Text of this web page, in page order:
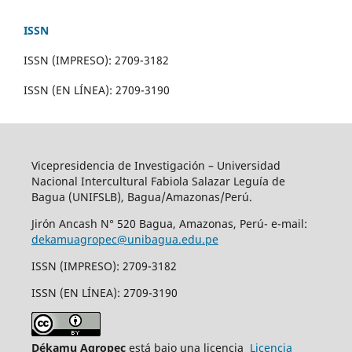
ISSN
ISSN (IMPRESO): 2709-3182
ISSN (EN LÍNEA): 2709-3190
Vicepresidencia de Investigación – Universidad
Nacional Intercultural Fabiola Salazar Leguía de
Bagua (UNIFSLB), Bagua/Amazonas/Perú.
Jirón Ancash N° 520 Bagua, Amazonas, Perú- e-mail:
dekamuagropec@unibagua.edu.pe
ISSN (IMPRESO): 2709-3182
ISSN (EN LÍNEA): 2709-3190
Dékamu Agropecestá bajo una licencia Licencia